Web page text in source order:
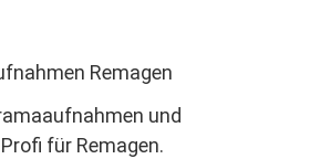
Remagen
und
für Remagen.